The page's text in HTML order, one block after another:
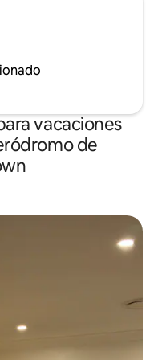
vacaciones
de